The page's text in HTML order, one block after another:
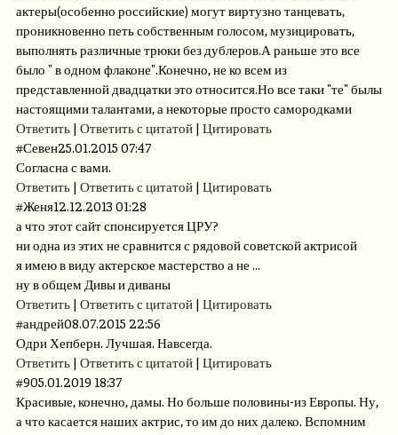
актеры(особенно российские) могут виртузно танцевать,
проникновенно петь собственным голосом, музицировать,
выполнять различные трюки без дублеров.А раньше это все
было " в одном флаконе".Конечно, не ко всем из
представленной двадцатки это относится.Но все таки "те" былы
настоящими талантами, а некоторые просто самородками
Ответить | Ответить с цитатой | Цитировать
#Севен25.01.2015 07:47
Согласна с вами.
Ответить | Ответить с цитатой | Цитировать
#Женя12.12.2013 01:28
а что этот сайт спонсируется ЦРУ?
ни одна из этих не сравнится с рядовой советской актрисой
я имею в виду актерское мастерство а не ...
ну в общем Дивы и диваны
Ответить | Ответить с цитатой | Цитировать
#андрей08.07.2015 22:56
Одри Хепберн. Лучшая. Навсегда.
Ответить | Ответить с цитатой | Цитировать
#905.01.2019 18:37
Красивые, конечно, дамы. Но больше половины-из Европы. Ну,
а что касается наших актрис, то им до них далеко. Вспомним